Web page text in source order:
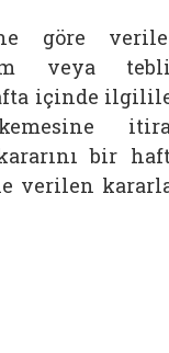
göre
veya
içinde
bir
verilen